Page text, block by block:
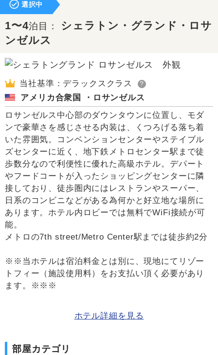
選択中
1〜4泊目： シェラトン・グランド・ロサ
ンゼルス
当社基準：デラックスクラス ?
アメリカ合衆国 ・ロサンゼルス
ロサンゼルス中心部のダウンタウンに位置し、モダ
ンで豪華さを感じさせる内装は、くつろげる落ち着
いた雰囲気。コンベンションセンターやステイブル
ズセンターに近く、地下鉄メトロセンター駅まで徒
歩数分なので利便性に優れた高級ホテル。デパート
やフードコートが入ったショッピングセンターに隣
接しており、徒歩圏内にはレストランやスーパー、
日系のコンビニなどがある為何かと好立地な場所に
あります。ホテル内ロビーでは無料でWiFi接続が可
能。
メトロの7th street/Metro Center駅までは徒歩約2分
※※当ホテルは宿泊料金とは別に、現地にてリゾー
トフィー（施設使用料）をお支払い頂く必要があり
ます。※※※
ホテル詳細を見る
部屋カテゴリ